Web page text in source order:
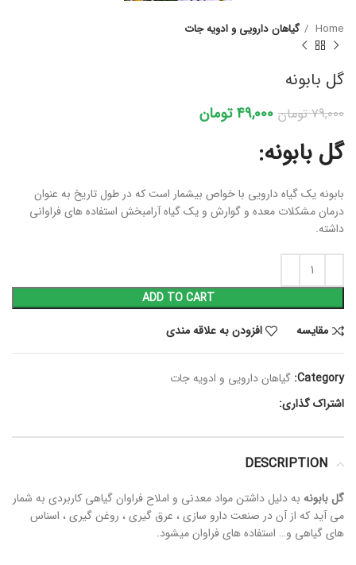
Home گیاهان دارویی و ادویه جات
گل بابونه
79,000تومان 49,000 تومان
گل بابونه:
بابونه یک گیاه دارویی با خواص بیشمار است که در طول تاریخ به عنوان
درمان مشکلات معده و گوارش و یک گیاه آرامبخش استفاده های فراوانی
داشته.
ADD TO CART
مقايسه
افزودن به علاقه مندی
Category: گیاهان دارویی و ادویه جات
اشتراک گذاری:
DESCRIPTION
گل بابونه به دلیل داشتن مواد معدنی و املاح فراوان گیاهی کاربردی به شمار
می آید که از آن در صنعت دارو سازی ، عرق گیری ، روغن گیری ، اسناس
های گیاهی و… استفاده های فراوان میشود.